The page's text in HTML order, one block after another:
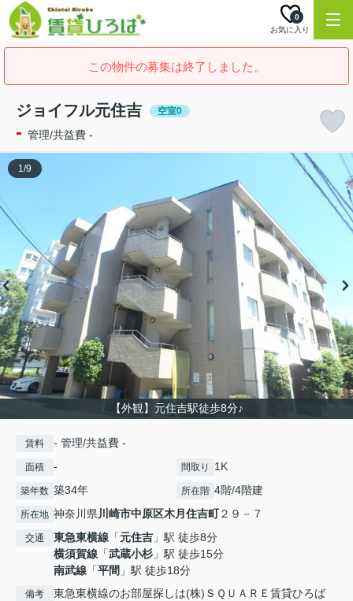
お気に入り
0
この物件の募集は終了しました。
ジョイフル元住吉 空室0
- 管理/共益費 -
【外観】元住吉駅徒歩8分♪
1/9
賃料 - 管理/共益費 -
面積 - 間取り 1K
築年数 築34年 所在階 4階/4階建
所在地 神奈川県川崎市中原区木月住吉町２９－７
交通 東急東横線 「元住吉 」駅 徒歩8分
横須賀線 「武蔵小杉 」駅 徒歩15分
南武線 「平間 」駅 徒歩18分
備考
東急東横線のお部屋探しは(株)ＳＱＵＡＲＥ賃貸ひろば